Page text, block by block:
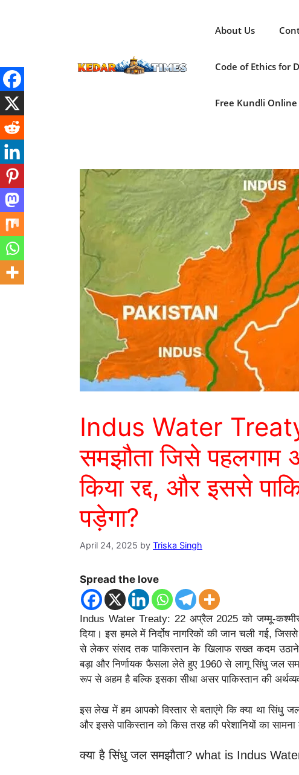
About Us
Code of Ethics for
Free Kundli Online
Indus Water
समझौता जिसे पहलगाम
किया रद्द, और इससे
पड़ेगा?
April 24, 2025 by Triska Singh
Spread the love
Indus Water Treaty: 22 अप्रैल 2025 को जम्मू-
दिया। इस हमले में निर्दोष नागरिकों की जान चली गई,
से लेकर संसद तक पाकिस्तान के खिलाफ सख्त कदम उठाने
बड़ा और निर्णायक फैसला लेते हुए 1960 से लागू सिंधु जल
रूप से अहम है बल्कि इसका सीधा असर पाकिस्तान की
इस लेख में हम आपको विस्तार से बताएंगे कि क्या था सिंधु जल
और इससे पाकिस्तान को किस तरह की परेशानियों का
क्या है सिंधु जल समझौता? what is Indus